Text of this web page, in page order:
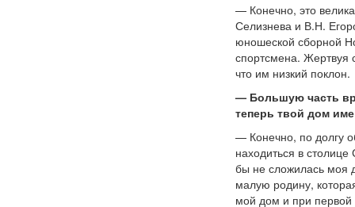
— Конечно, это
Селизнева и В.Н.
юношеской сборной
спортсмена. Жертвуя
что им низкий поклон.
— Большую часть
теперь твой дом
— Конечно, по долгу
находиться в
бы не сложилась моя
малую родину,
мой дом и при первой